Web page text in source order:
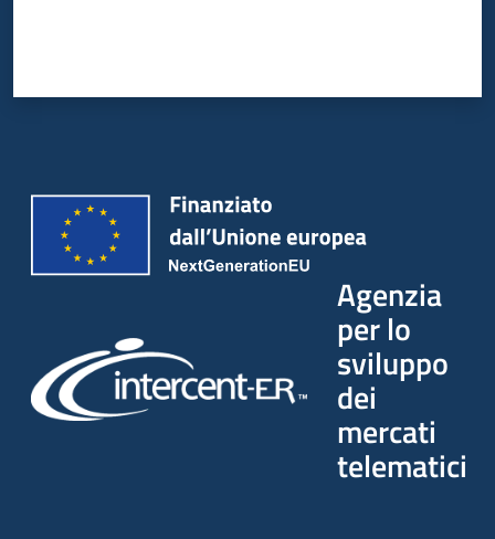
Agenzia
per lo
sviluppo
dei
mercati
telematici